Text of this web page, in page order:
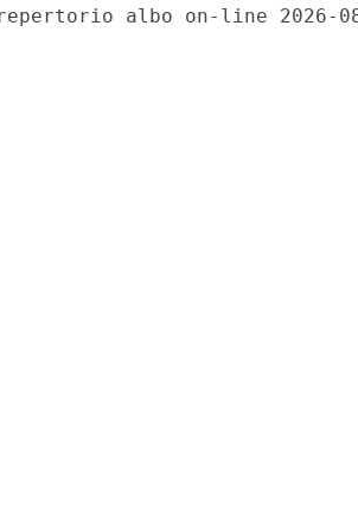
albo on-line 2026-